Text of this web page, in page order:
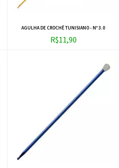
AGULHA DE CROCHÊ TUNISIANO - Nº 3.0
R$11,90